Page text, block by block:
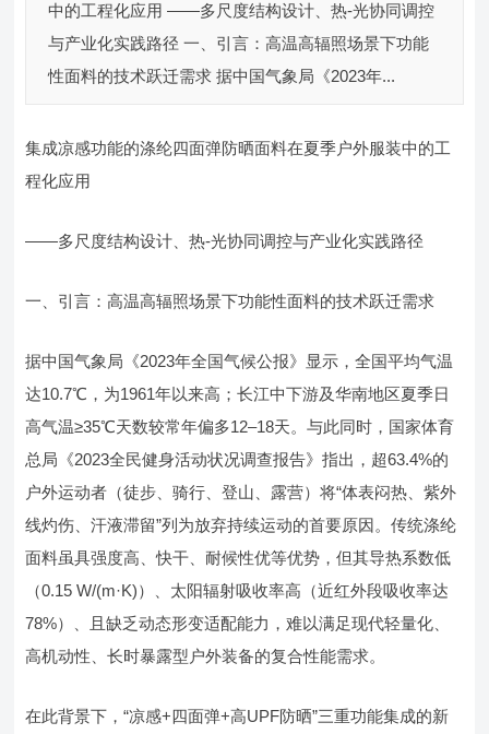
中的工程化应用 ——多尺度结构设计、热-光协同调控
与产业化实践路径 一、引言：高温高辐照场景下功能
性面料的技术跃迁需求 据中国气象局《2023年...
集成凉感功能的涤纶四面弹防晒面料在夏季户外服装中的工
程化应用
——多尺度结构设计、热-光协同调控与产业化实践路径
一、引言：高温高辐照场景下功能性面料的技术跃迁需求
据中国气象局《2023年全国气候公报》显示，全国平均气温
达10.7℃，为1961年以来高；长江中下游及华南地区夏季日
高气温≥35℃天数较常年偏多12–18天。与此同时，国家体育
总局《2023全民健身活动状况调查报告》指出，超63.4%的
户外运动者（徒步、骑行、登山、露营）将“体表闷热、紫外
线灼伤、汗液滞留”列为放弃持续运动的首要原因。传统涤纶
面料虽具强度高、快干、耐候性优等优势，但其导热系数低
（0.15 W/(m·K)）、太阳辐射吸收率高（近红外段吸收率达
78%）、且缺乏动态形变适配能力，难以满足现代轻量化、
高机动性、长时暴露型户外装备的复合性能需求。
在此背景下，“凉感+四面弹+高UPF防晒”三重功能集成的新